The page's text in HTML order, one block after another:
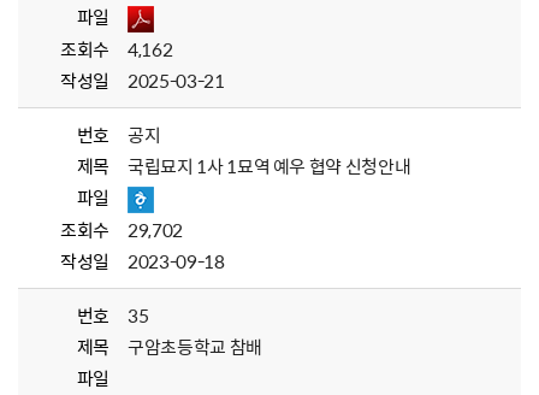
파일
조회수
4,162
작성일
2025-03-21
번호
공지
제목
국립묘지 1사 1묘역 예우 협약 신청안내
파일
조회수
29,702
작성일
2023-09-18
번호
35
제목
구암초등학교 참배
파일